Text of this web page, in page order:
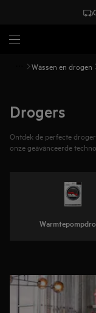
Wassen en drogen
Drogers
Ontdek de perfecte
onze geavanceerde
temperatuur van je
comfortabel aanvoelen.